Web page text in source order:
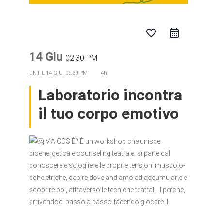
favorite_border
14 Giu 02:30 PM
UNTIL 14 GIU, 06:30 PM 4h
Laboratorio incontra
il tuo corpo emotivo
MA COS’È? È un workshop che unisce
bioenergetica e counseling teatrale: si parte dal
conoscere e sciogliere le proprie tensioni muscolo-
scheletriche, capire dove andiamo ad accumularle e
scoprire poi, attraverso le tecniche teatrali, il perché,
arrivandoci passo a passo facendo giocare il